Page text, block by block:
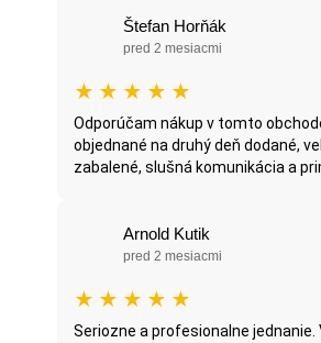
Štefan Horňák
pred 2 mesiacmi
★ ★ ★ ★ ★
Odporúčam nákup v tomto
objednané na druhý deň dodané,
zabalené, slušná komunikácia a
Arnold Kutik
pred 2 mesiacmi
★ ★ ★ ★ ★
Seriozne a profesionalne jednanie.